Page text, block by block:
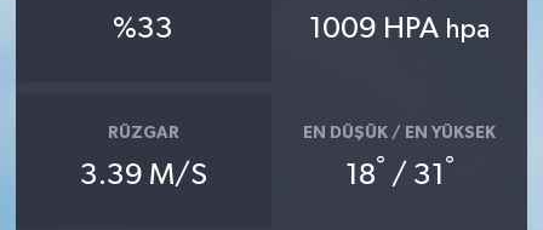
%33 1009 HPA hpa
RÜZGAR
3.39 M/S
EN DÜŞÜK / EN YÜKSEK
18° / 31 °
YAŞAM